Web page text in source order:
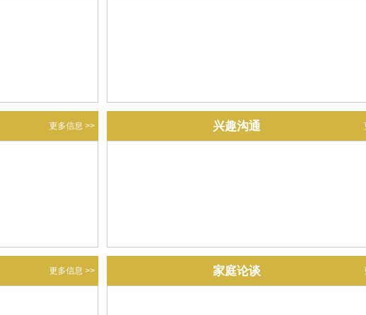
更多信息 >> 兴趣沟通
更多信息 >> 家庭论谈